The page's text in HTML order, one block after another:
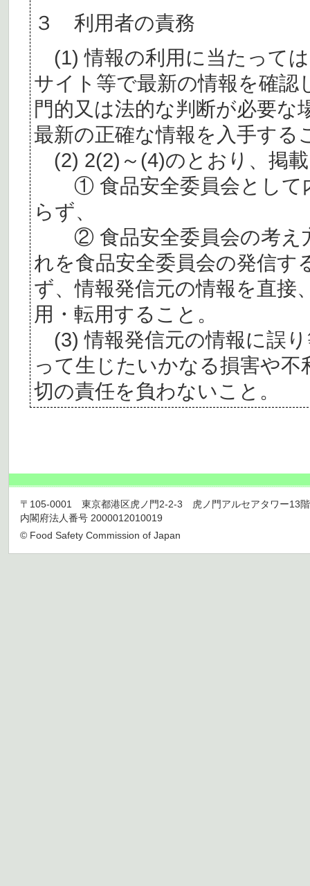
３ 利用者の責務
(1) 情報の利用に当たって
サイト等で最新の情報を確認
門的又は法的な判断が必要
最新の正確な情報を入手する
(2) 2(2)～(4)のとおり、掲
① 食品安全委員会として
らず、
② 食品安全委員会の考え
れを食品安全委員会の発信す
ず、情報発信元の情報を直接
用・転用すること。
(3) 情報発信元の情報に誤
って生じたいかなる損害や
切の責任を負わないこと。
〒105-0001 東京都港区虎ノ門2-2-3 虎ノ門アルセアタワー13
内閣府法人番号 2000012010019
© Food Safety Commission of Japan